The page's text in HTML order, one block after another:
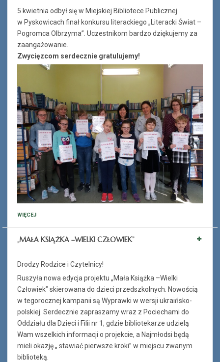
5 kwietnia odbył się w Miejskiej Bibliotece Publicznej
w Pyskowicach finał konkursu literackiego „Literacki Świat –
Pogromca Olbrzyma”. Uczestnikom bardzo dziękujemy za
zaangażowanie.
Zwycięzcom serdecznie gratulujemy!
WIĘCEJ
„MAŁA KSIĄŻKA –WIELKI CZŁOWIEK”
Drodzy Rodzice i Czytelnicy!
Ruszyła nowa edycja projektu „Mała Książka –Wielki
Człowiek” skierowana do dzieci przedszkolnych. Nowością
w tegorocznej kampanii są Wyprawki w wersji ukraińsko-
polskiej. Serdecznie zapraszamy wraz z Pociechami do
Oddziału dla Dzieci i Filii nr 1, gdzie bibliotekarze udzielą
Wam wszelkich informacji o projekcie, a Najmłodsi będą
mieli okazję „ stawiać pierwsze kroki” w miejscu zwanym
biblioteką.